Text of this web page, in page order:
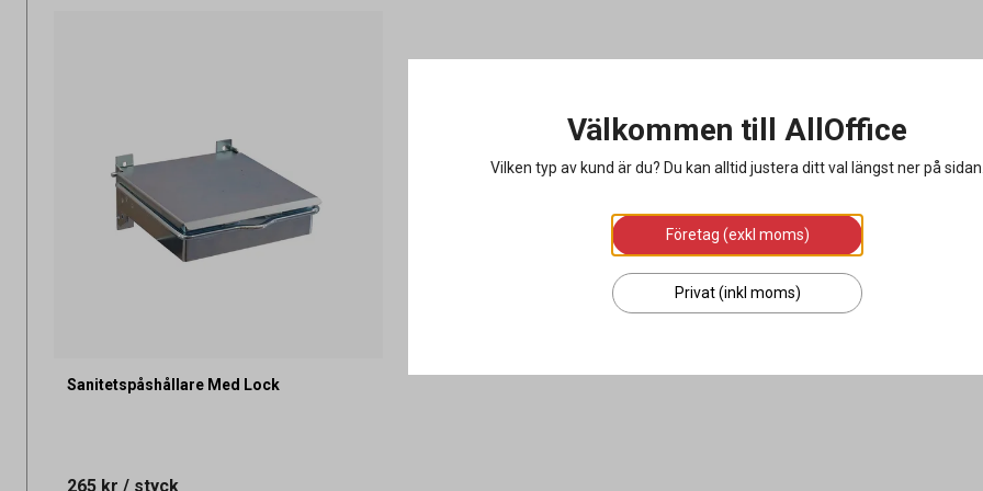
Sanitetspåshållare Med Lock
265 kr / styck
Välkommen till AllOffice
Vilken typ av kund är du? Du kan alltid justera ditt val längst ner på
Företag (exkl moms)
Privat (inkl moms)